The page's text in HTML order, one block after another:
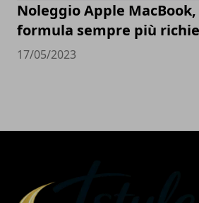
Noleggio Apple
formula sempre più
17/05/2023